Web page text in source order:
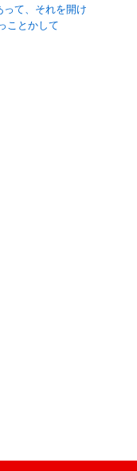
て、それを開け
ことかして